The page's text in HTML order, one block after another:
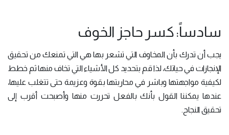
سادساً: كسر حاجز الخوف
يجب أن تدرك بأن المخاوف التي تشعر بها هي التي تمنعك من تحقيق
الإنجازات في حياتك، لذا قم بتحديد كل الأشياء التي تخاف منها ثم خطط
لكيفية مواجهتها وباشر في محاربتها بقوة وعزيمة حتى تتغلب عليها،
عندها يمكننا القول بأنك بالفعل تحررت منها وأصبحت أقرب إلى
تحقيق النجاح.